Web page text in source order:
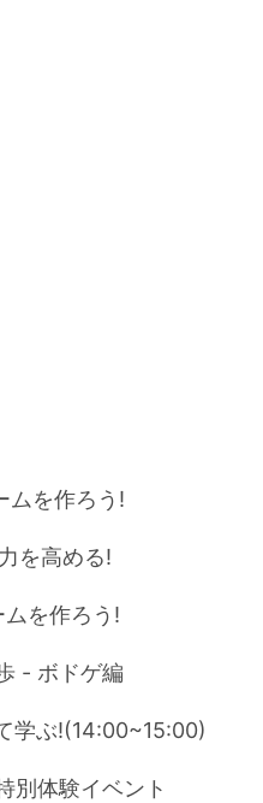
を作ろう!
を高める!
を作ろう!
- ボドゲ編
学ぶ!(14:00~15:00)
別体験イベント